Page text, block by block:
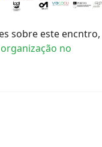
sobre este encntro,
no